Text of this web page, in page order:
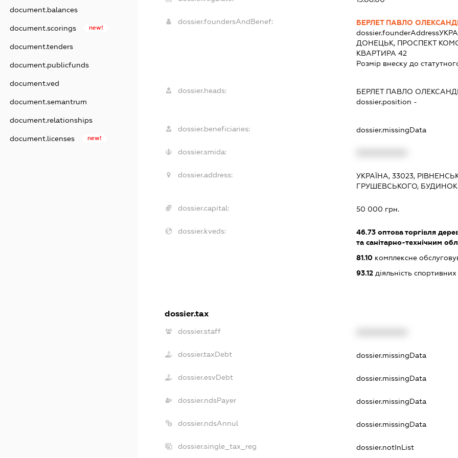
document.balances
document.scorings new!
document.tenders
document.publicfunds
document.ved
document.semantrum
document.relationships
document.licenses new!
dossier.foundersAndBenef:
БЕРЛЕТ ПАВЛО
dossier.founderAddress
ДОНЕЦЬК, ПРОСПЕКТ
КВАРТИРА 42
Розмір внеску до
dossier.heads:
БЕРЛЕТ ПАВЛО
dossier.position -
dossier.beneficiaries: dossier.missingData
dossier.smida:
dossier.address:
УКРАЇНА, 33023,
ГРУШЕВСЬКОГО, БУДИНОК
dossier.capital: 50 000 грн.
dossier.kveds: 46.73 оптова торгівля
та санітарно-технічним
81.10 комплексне
93.12 діяльність спортивних
dossier.tax
dossier.staff
dossier.taxDebt dossier.missingData
dossier.esvDebt dossier.missingData
dossier.ndsPayer dossier.missingData
dossier.ndsAnnul dossier.missingData
dossier.single_tax_reg dossier.notInList